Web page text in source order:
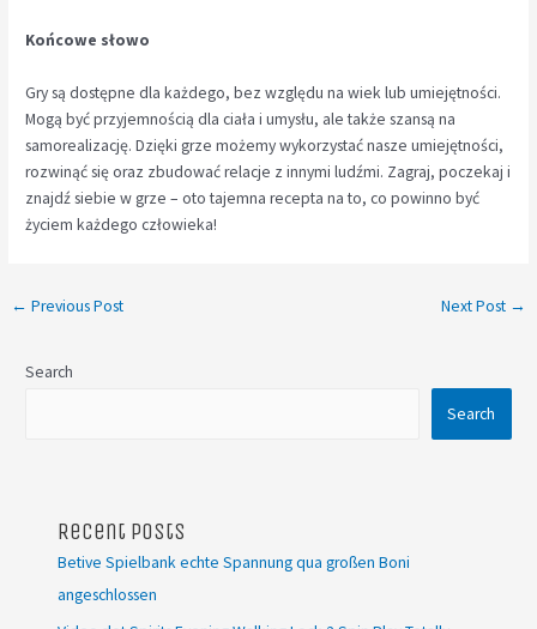
Końcowe słowo
Gry są dostępne dla każdego, bez względu na wiek lub umiejętności.
Mogą być przyjemnością dla ciała i umysłu, ale także szansą na
samorealizację. Dzięki grze możemy wykorzystać nasze umiejętności,
rozwinąć się oraz zbudować relacje z innymi ludźmi. Zagraj, poczekaj i
znajdź siebie w grze – oto tajemna recepta na to, co powinno być
życiem każdego człowieka!
← Previous Post Next Post →
Search
Search
Recent Posts
Betive Spielbank echte Spannung qua großen Boni
angeschlossen